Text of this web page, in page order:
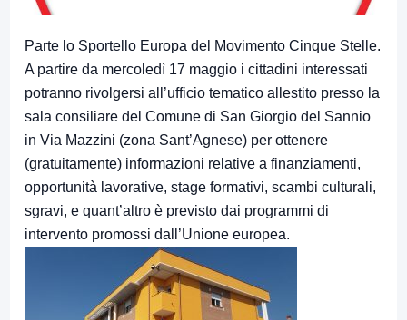
Parte lo Sportello Europa del Movimento Cinque Stelle.
A partire da mercoledì 17 maggio i cittadini interessati
potranno rivolgersi all’ufficio tematico allestito presso la
sala consiliare del Comune di San Giorgio del Sannio
in Via Mazzini (zona Sant’Agnese) per ottenere
(gratuitamente) informazioni relative a finanziamenti,
opportunità lavorative, stage formativi, scambi culturali,
sgravi, e quant’altro è previsto dai programmi di
intervento promossi dall’Unione europea.